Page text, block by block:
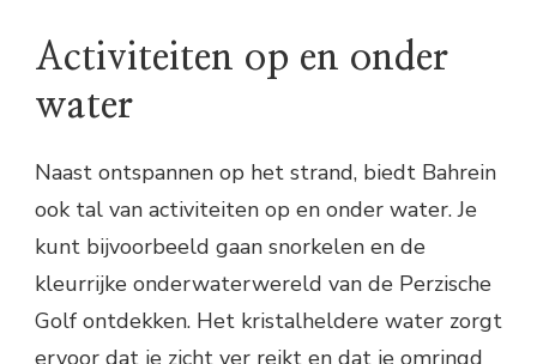
Activiteiten op en onder
water
Naast ontspannen op het strand, biedt Bahrein
ook tal van activiteiten op en onder water. Je
kunt bijvoorbeeld gaan snorkelen en de
kleurrijke onderwaterwereld van de Perzische
Golf ontdekken. Het kristalheldere water zorgt
ervoor dat je zicht ver reikt en dat je omringd